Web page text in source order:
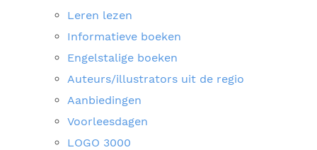
Leren lezen
Informatieve boeken
Engelstalige boeken
Auteurs/illustrators uit de regio
Aanbiedingen
Voorleesdagen
LOGO 3000